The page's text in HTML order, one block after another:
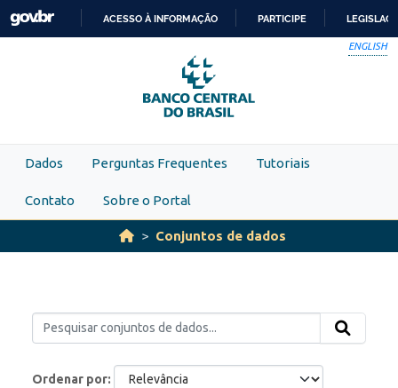
Skip to main content
PARA
O
CONTEÚDO
ACESSO À INFORMAÇÃO PARTICIPE
ENGLISH
Dados Perguntas Frequentes Tutoriais
Contato Sobre o Portal
Conjuntos de dados
Ordenar por